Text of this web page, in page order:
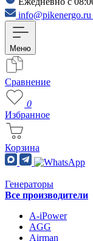
info@pikenergo.ru
Меню
Сравнение
0
Избранное
Корзина
Генераторы
Все производители
A-iPower
AGG
Airman